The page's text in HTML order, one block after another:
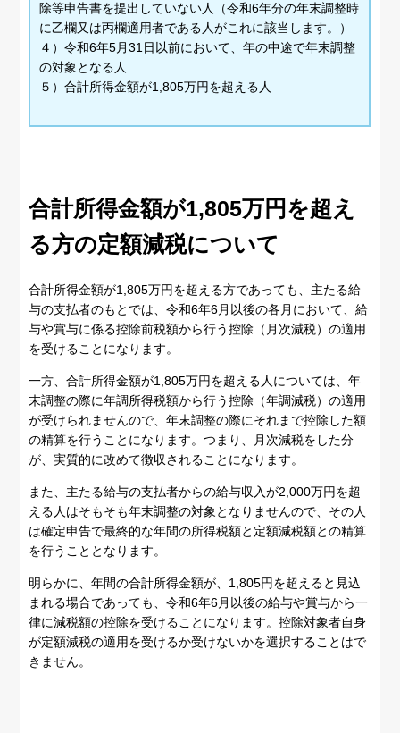
除等申告書を提出していない人（令和6年分の年末調整時
に乙欄又は丙欄適用者である人がこれに該当します。）
４）令和6年5月31日以前において、年の中途で年末調整
の対象となる人
５）合計所得金額が1,805万円を超える人
合計所得金額が1,805万円を超え
る方の定額減税について
合計所得金額が1,805万円を超える方であっても、主たる給
与の支払者のもとでは、令和6年6月以後の各月において、給
与や賞与に係る控除前税額から行う控除（月次減税）の適用
を受けることになります。
一方、合計所得金額が1,805万円を超える人については、年
末調整の際に年調所得税額から行う控除（年調減税）の適用
が受けられませんので、年末調整の際にそれまで控除した額
の精算を行うことになります。つまり、月次減税をした分
が、実質的に改めて徴収されることになります。
また、主たる給与の支払者からの給与収入が2,000万円を超
える人はそもそも年末調整の対象となりませんので、その人
は確定申告で最終的な年間の所得税額と定額減税額との精算
を行うこととなります。
明らかに、年間の合計所得金額が、1,805円を超えると見込
まれる場合であっても、令和6年6月以後の給与や賞与から一
律に減税額の控除を受けることになります。控除対象者自身
が定額減税の適用を受けるか受けないかを選択することはで
きません。